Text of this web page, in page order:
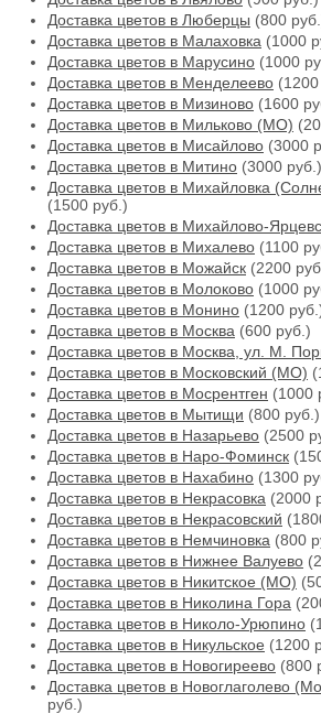
Доставка цветов в Люберцы (800
Доставка цветов в Малаховка (1000
Доставка цветов в Марусино (1000
Доставка цветов в Менделеево
Доставка цветов в Мизиново (1600
Доставка цветов в Мильково (МО)
Доставка цветов в Мисайлово (3000
Доставка цветов в Митино (3000 руб.)
Доставка цветов в Михайловка
(1500 руб.)
Доставка цветов в Михайлово-
Доставка цветов в Михалево (1100
Доставка цветов в Можайск (2200
Доставка цветов в Молоково (1000
Доставка цветов в Монино (1200
Доставка цветов в Москва (600 руб.)
Доставка цветов в Москва, ул. М.
Доставка цветов в Московский (МО)
Доставка цветов в Мосрентген (1000
Доставка цветов в Мытищи (800 руб.)
Доставка цветов в Назарьево (2500
Доставка цветов в Наро-Фоминск
Доставка цветов в Нахабино (1300
Доставка цветов в Некрасовка (2000
Доставка цветов в Некрасовский
Доставка цветов в Немчиновка (800
Доставка цветов в Нижнее Валуево
Доставка цветов в Никитское (МО)
Доставка цветов в Николина Гора
Доставка цветов в Николо-Урюпино
Доставка цветов в Никульское (1200
Доставка цветов в Новогиреево (800
Доставка цветов в Новоглаголево
руб.)